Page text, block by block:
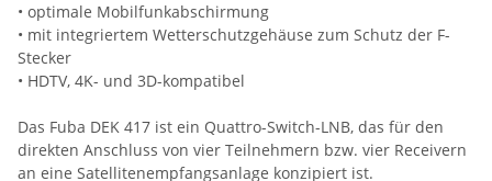
• optimale Mobilfunkabschirmung
• mit integriertem Wetterschutzgehäuse zum Schutz der F-
Stecker
• HDTV, 4K- und 3D-kompatibel
Das Fuba DEK 417 ist ein Quattro-Switch-LNB, das für den
direkten Anschluss von vier Teilnehmern bzw. vier Receivern
an eine Satellitenempfangsanlage konzipiert ist.